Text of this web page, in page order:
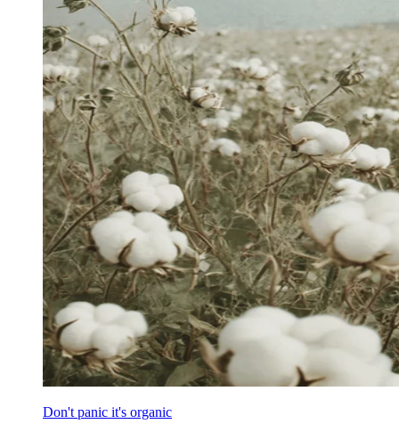
Don't panic it's organic